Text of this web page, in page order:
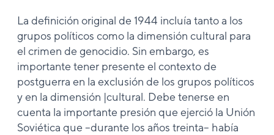
La definición original de 1944 incluía tanto a los
grupos políticos como la dimensión cultural para
el crimen de genocidio. Sin embargo, es
importante tener presente el contexto de
postguerra en la exclusión de los grupos políticos
y en la dimensión |cultural. Debe tenerse en
cuenta la importante presión que ejerció la Unión
Soviética que –durante los años treinta– había